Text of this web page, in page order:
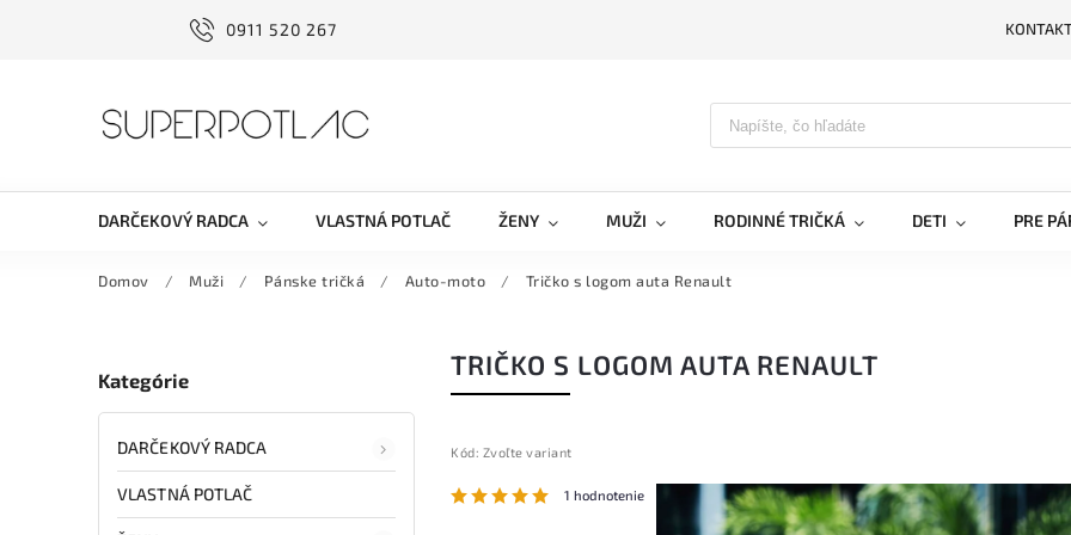
0911 520 267
DARČEKOVÝ RADCA VLASTNÁ POTLAČ ŽENY MUŽI RODINNÉ TRIČKÁ DETI PRE
Domov / Muži / Pánske tričká / Auto-moto / Tričko s logom auta Renault
Kategórie
DARČEKOVÝ RADCA
VLASTNÁ POTLAČ
TRIČKO S LOGOM AUTA RENAULT
Kód: Zvoľte variant
1 hodnotenie